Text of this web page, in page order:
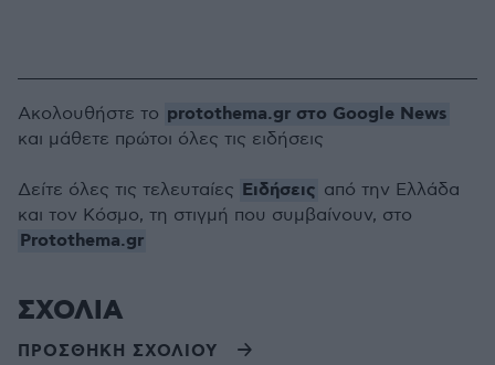
Ακολουθήστε το protothema.gr στο Google News
και μάθετε πρώτοι όλες τις ειδήσεις
Δείτε όλες τις τελευταίες Ειδήσεις από την Ελλάδα
και τον Κόσμο, τη στιγμή που συμβαίνουν, στο
Protothema.gr
ΣΧΟΛΙΑ
ΠΡΟΣΘΗΚΗ ΣΧΟΛΙΟΥ